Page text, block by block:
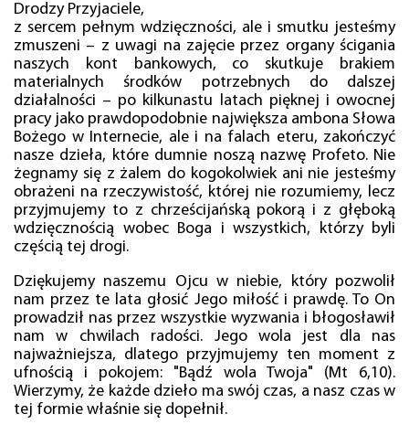
Drodzy Przyjaciele,
z sercem pełnym wdzięczności, ale i smutku jesteśmy
zmuszeni – z uwagi na zajęcie przez organy ścigania
naszych kont bankowych, co skutkuje brakiem
materialnych środków potrzebnych do dalszej
działalności – po kilkunastu latach pięknej i owocnej
pracy jako prawdopodobnie największa ambona Słowa
Bożego w Internecie, ale i na falach eteru, zakończyć
nasze dzieła, które dumnie noszą nazwę Profeto. Nie
żegnamy się z żalem do kogokolwiek ani nie jesteśmy
obrażeni na rzeczywistość, której nie rozumiemy, lecz
przyjmujemy to z chrześcijańską pokorą i z głęboką
wdzięcznością wobec Boga i wszystkich, którzy byli
częścią tej drogi.
Dziękujemy naszemu Ojcu w niebie, który pozwolił
nam przez te lata głosić Jego miłość i prawdę. To On
prowadził nas przez wszystkie wyzwania i błogosławił
nam w chwilach radości. Jego wola jest dla nas
najważniejsza, dlatego przyjmujemy ten moment z
ufnością i pokojem: "Bądź wola Twoja" (Mt 6,10).
Wierzymy, że każde dzieło ma swój czas, a nasz czas w
tej formie właśnie się dopełnił.